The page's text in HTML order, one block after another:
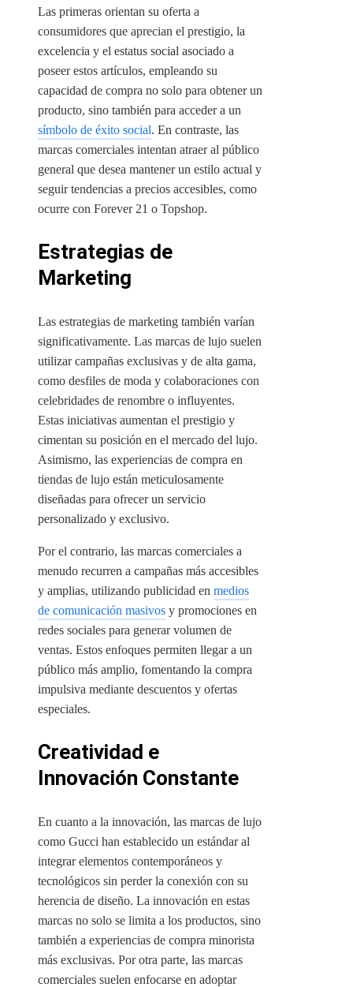
Las primeras orientan su oferta a
consumidores que aprecian el prestigio, la
excelencia y el estatus social asociado a
poseer estos artículos, empleando su
capacidad de compra no solo para obtener un
producto, sino también para acceder a un
símbolo de éxito social. En contraste, las
marcas comerciales intentan atraer al público
general que desea mantener un estilo actual y
seguir tendencias a precios accesibles, como
ocurre con Forever 21 o Topshop.
Estrategias de
Marketing
Las estrategias de marketing también varían
significativamente. Las marcas de lujo suelen
utilizar campañas exclusivas y de alta gama,
como desfiles de moda y colaboraciones con
celebridades de renombre o influyentes.
Estas iniciativas aumentan el prestigio y
cimentan su posición en el mercado del lujo.
Asimismo, las experiencias de compra en
tiendas de lujo están meticulosamente
diseñadas para ofrecer un servicio
personalizado y exclusivo.
Por el contrario, las marcas comerciales a
menudo recurren a campañas más accesibles
y amplias, utilizando publicidad en medios
de comunicación masivos y promociones en
redes sociales para generar volumen de
ventas. Estos enfoques permiten llegar a un
público más amplio, fomentando la compra
impulsiva mediante descuentos y ofertas
especiales.
Creatividad e
Innovación Constante
En cuanto a la innovación, las marcas de lujo
como Gucci han establecido un estándar al
integrar elementos contemporáneos y
tecnológicos sin perder la conexión con su
herencia de diseño. La innovación en estas
marcas no solo se limita a los productos, sino
también a experiencias de compra minorista
más exclusivas. Por otra parte, las marcas
comerciales suelen enfocarse en adoptar